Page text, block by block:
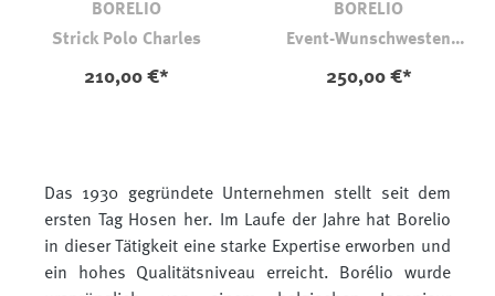
BORELIO
Strick Polo Charles
210,00 €*
BORELIO
Event-Wunschwesten
250,00 €*
Das 1930 gegründete Unternehmen stellt seit dem
ersten Tag Hosen her. Im Laufe der Jahre hat Borelio
in dieser Tätigkeit eine starke Expertise erworben und
ein hohes Qualitätsniveau erreicht. Borélio wurde